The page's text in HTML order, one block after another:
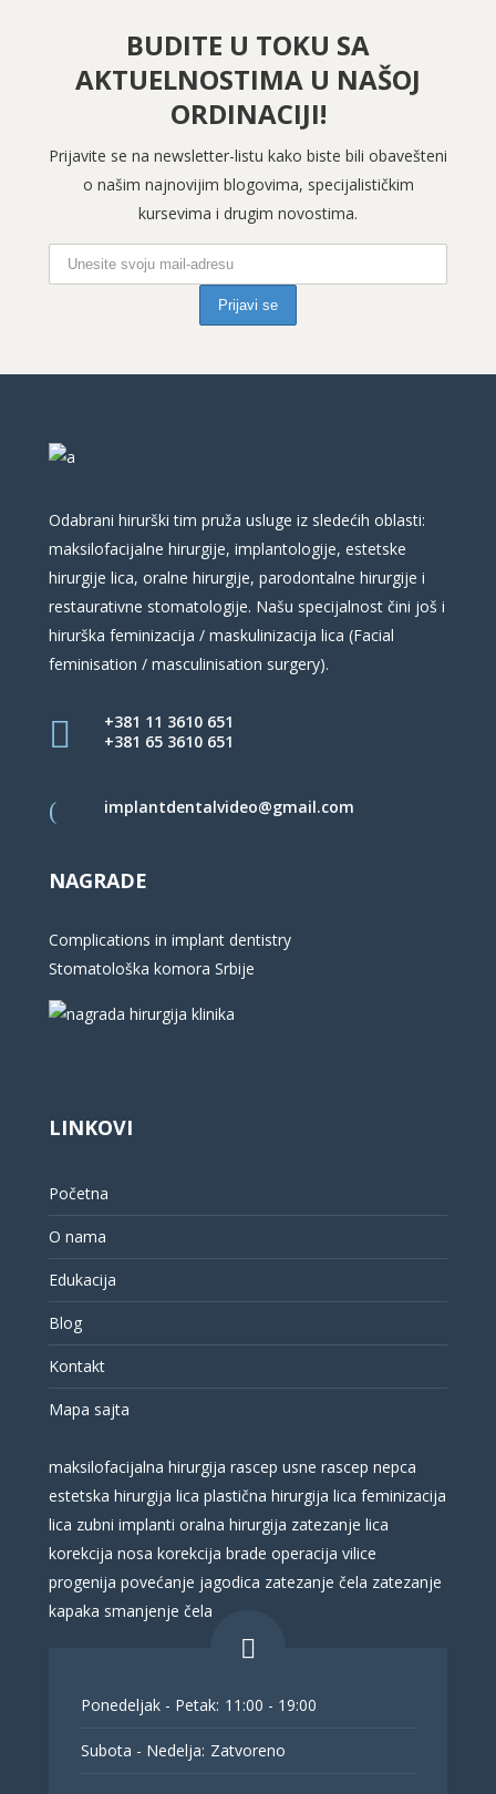
BUDITE U TOKU SA
AKTUELNOSTIMA U NAŠOJ
ORDINACIJI!
Prijavite se na newsletter-listu kako biste bili obavešteni
o našim najnovijim blogovima, specijalističkim
kursevima i drugim novostima.
Odabrani hirurški tim pruža usluge iz sledećih oblasti:
maksilofacijalne hirurgije, implantologije, estetske
hirurgije lica, oralne hirurgije, parodontalne hirurgije i
restaurativne stomatologije. Našu specijalnost čini još i
hirurška feminizacija / maskulinizacija lica (Facial
feminisation / masculinisation surgery).
+381 11 3610 651
+381 65 3610 651
implantdentalvideo@gmail.com
NAGRADE
Complications in implant dentistry
Stomatološka komora Srbije
LINKOVI
Početna
O nama
Edukacija
Blog
Kontakt
Mapa sajta
maksilofacijalna hirurgija rascep usne rascep nepca
estetska hirurgija lica plastična hirurgija lica feminizacija
lica zubni implanti oralna hirurgija zatezanje lica
korekcija nosa korekcija brade operacija vilice
progenija povećanje jagodica zatezanje čela zatezanje
kapaka smanjenje čela
Ponedeljak - Petak: 11:00 - 19:00
Subota - Nedelja: Zatvoreno